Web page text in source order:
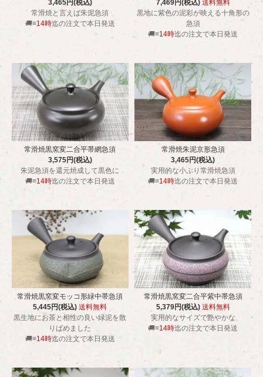
3,465円(税込)
常滑焼と言えば朱泥急須
🚚≡14時迄の注文で本日発送
7,469円(税込) 送料無料
黒地に紫色の泥彩が映える十角形の
急須
🚚≡14時迄の注文で本日発送
常滑焼黒窯変二合平帯網急須
3,575円(税込)
朱泥急須を還元焼成して黒色に
🚚≡14時迄の注文で本日発送
常滑焼朱泥京形急須
3,465円(税込)
実用的な小ぶり常滑焼急須
🚚≡14時迄の注文で本日発送
常滑焼黒窯変モッコ形緑中帯急須
5,445円(税込)送料無料
黒生地にお茶と相性の良い緑泥を散
りばめました
🚚≡14時迄の注文で本日発送
常滑焼黒窯変二合平紫中帯急須
5,379円(税込) 送料無料
実用的なサイズで艶やかな
🚚≡14時迄の注文で本日発送